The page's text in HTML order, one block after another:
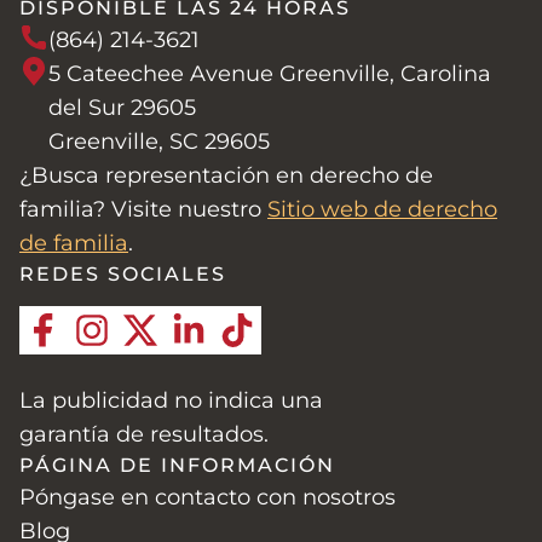
expire el plazo final.
los protocolos básicos de seguridad.
DISPONIBLE LAS 24 HORAS
(864) 214-3621
5 Cateechee Avenue Greenville, Carolina
del Sur 29605
Greenville, SC 29605
¿Busca representación en derecho de
familia? Visite nuestro Sitio web de derecho
de familia.
REDES SOCIALES
La publicidad no indica una
garantía de resultados.
PÁGINA DE INFORMACIÓN
Póngase en contacto con nosotros
Blog